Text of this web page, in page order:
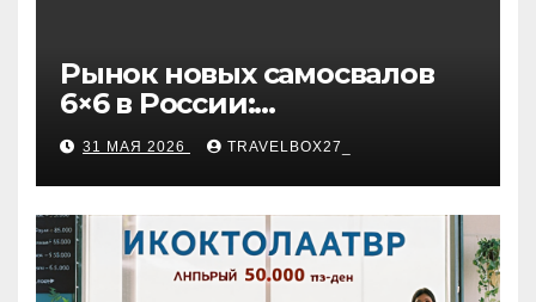
Рынок новых самосвалов
6×6 в России:
характеристики и цены
31 МАЯ 2026 TRAVELBOX27_